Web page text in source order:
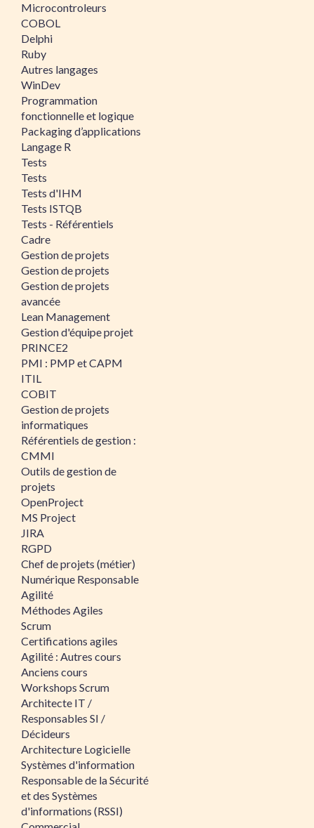
Microcontroleurs
COBOL
Delphi
Ruby
Autres langages
WinDev
Programmation
fonctionnelle et logique
Packaging d’applications
Langage R
Tests
Tests
Tests d'IHM
Tests ISTQB
Tests - Référentiels
Cadre
Gestion de projets
Gestion de projets
Gestion de projets
avancée
Lean Management
Gestion d'équipe projet
PRINCE2
PMI : PMP et CAPM
ITIL
COBIT
Gestion de projets
informatiques
Référentiels de gestion :
CMMI
Outils de gestion de
projets
OpenProject
MS Project
JIRA
RGPD
Chef de projets (métier)
Numérique Responsable
Agilité
Méthodes Agiles
Scrum
Certifications agiles
Agilité : Autres cours
Anciens cours
Workshops Scrum
Architecte IT /
Responsables SI /
Décideurs
Architecture Logicielle
Systèmes d'information
Responsable de la Sécurité
et des Systèmes
d'informations (RSSI)